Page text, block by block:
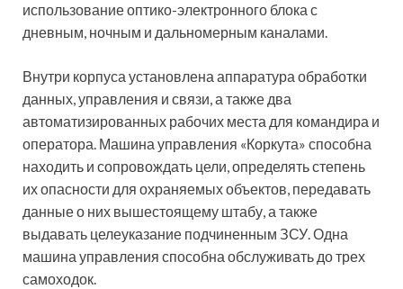
использование оптико-электронного блока с
дневным, ночным и дальномерным каналами.
Внутри корпуса установлена аппаратура обработки
данных, управления и связи, а также два
автоматизированных рабочих места для командира и
оператора. Машина управления «Коркута» способна
находить и сопровождать цели, определять степень
их опасности для охраняемых объектов, передавать
данные о них вышестоящему штабу, а также
выдавать целеуказание подчиненным ЗСУ. Одна
машина управления способна обслуживать до трех
самоходок.